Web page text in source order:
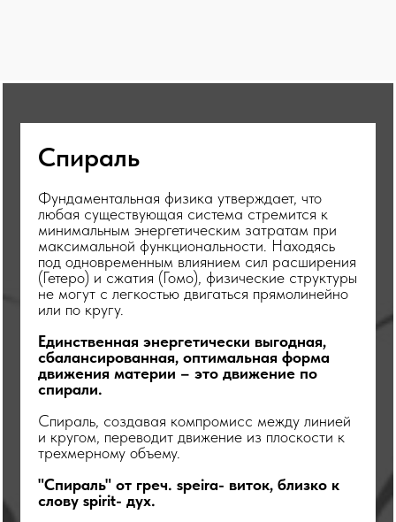
Спираль
Фундаментальная физика утверждает, что
любая существующая система стремится к
минимальным энергетическим затратам при
максимальной функциональности. Находясь
под одновременным влиянием сил расширения
(Гетеро) и сжатия (Гомо), физические структуры
не могут с легкостью двигаться прямолинейно
или по кругу.
Единственная энергетически выгодная,
сбалансированная, оптимальная форма
движения материи – это движение по
спирали.
Спираль, создавая компромисс между линией
и кругом, переводит движение из плоскости к
трехмерному объему.
"Спираль" от греч. speira- виток, близко к
слову spirit- дух.